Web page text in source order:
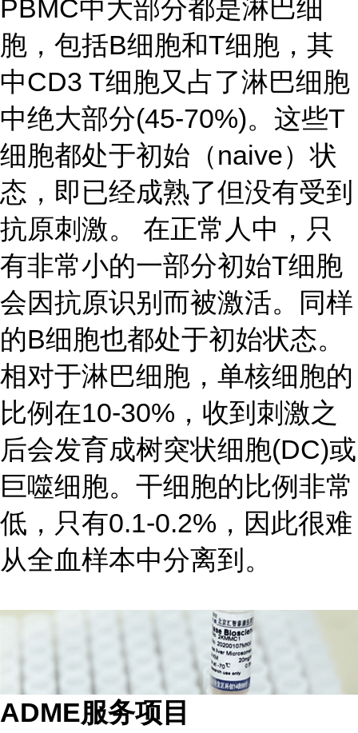
PBMC中大部分都是淋巴细
胞，包括B细胞和T细胞，其
中CD3 T细胞又占了淋巴细胞
中绝大部分(45-70%)。这些T
细胞都处于初始（naive）状
态，即已经成熟了但没有受到
抗原刺激。 在正常人中，只
有非常小的一部分初始T细胞
会因抗原识别而被激活。同样
的B细胞也都处于初始状态。
相对于淋巴细胞，单核细胞的
比例在10-30%，收到刺激之
后会发育成树突状细胞(DC)或
巨噬细胞。干细胞的比例非常
低，只有0.1-0.2%，因此很难
从全血样本中分离到。
ADME服务项目